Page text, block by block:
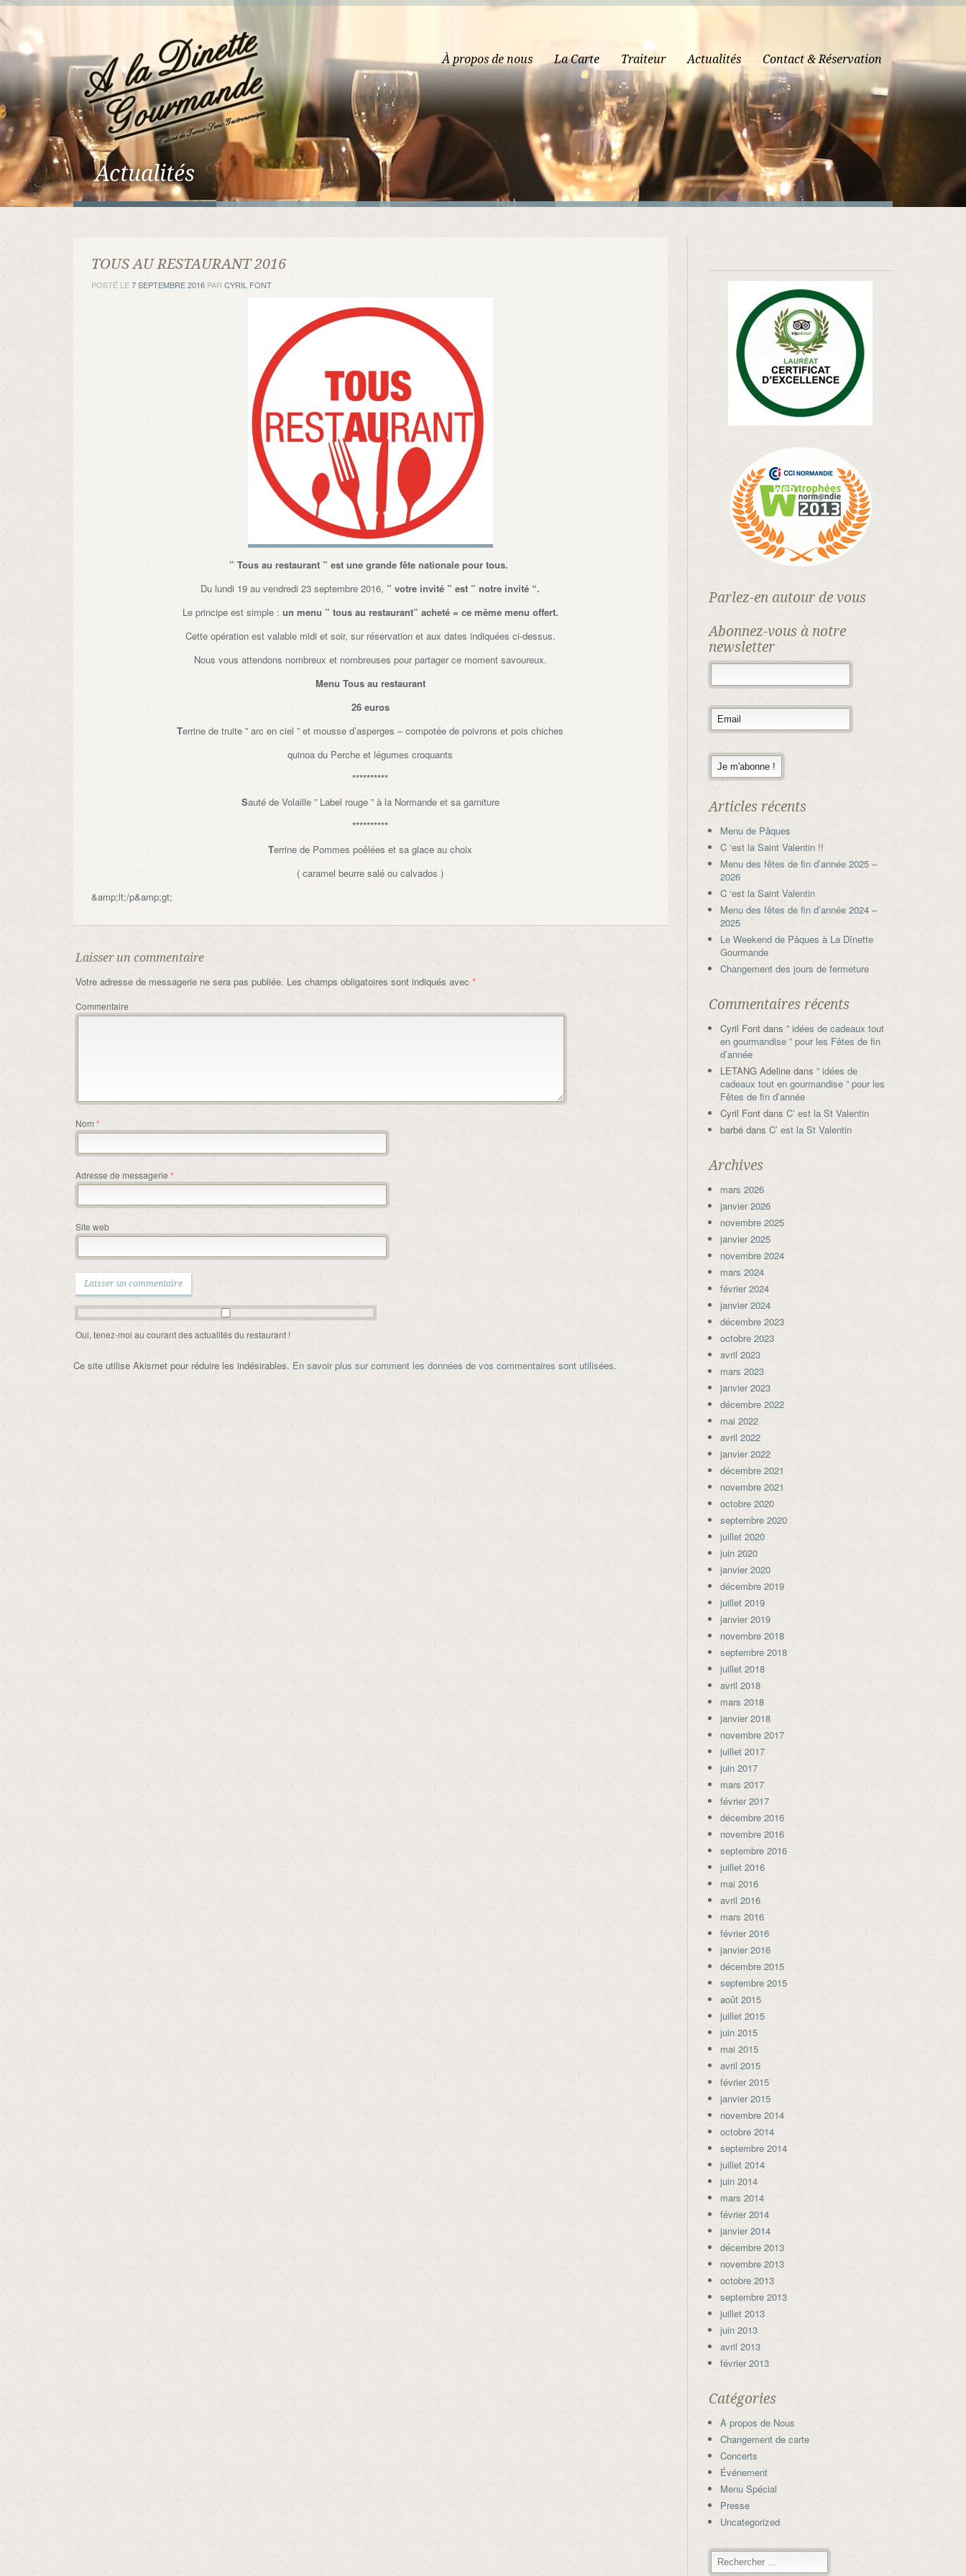
À propos de nous La Carte Traiteur Actualités Contact & Réservation
Actualités
TOUS AU RESTAURANT 2016
POSTÉ LE7 SEPTEMBRE 2016 PAR CYRIL FONT
” Tous au restaurant ” est une grande fête nationale pour tous.
Du lundi 19 au vendredi 23 septembre 2016, ” votre invité ” est ” notre invité “.
Le principe est simple : un menu ” tous au restaurant” acheté = ce même menu offert.
Cette opération est valable midi et soir, sur réservation et aux dates indiquées ci-dessus.
Nous vous attendons nombreux et nombreuses pour partager ce moment savoureux.
Menu Tous au restaurant
26 euros
Terrine de truite ” arc en ciel ” et mousse d’asperges – compotée de poivrons et pois chiches
quinoa du Perche et légumes croquants
**********
Sauté de Volaille ” Label rouge ” à la Normande et sa garniture
**********
Terrine de Pommes poêlées et sa glace au choix
( caramel beurre salé ou calvados )
&amp;lt;/p&amp;gt;
Laisser un commentaire
Votre adresse de messagerie ne sera pas publiée. Les champs obligatoires sont indiqués avec *
Commentaire
Nom *
Adresse de messagerie *
Site web
Oui, tenez-moi au courant des actualités du restaurant !
Ce site utilise Akismet pour réduire les indésirables. En savoir plus sur comment les données de vos commentaires sont utilisées.
Parlez-en autour de vous
Abonnez-vous à notre
newsletter
Articles récents
Menu de Pâques
C ‘est la Saint Valentin !!
Menu des fêtes de fin d’année 2025 –
2026
C ‘est la Saint Valentin
Menu des fêtes de fin d’année 2024 –
2025
Le Weekend de Pâques à La Dînette
Gourmande
Changement des jours de fermeture
Commentaires récents
Cyril Fontdans ” idées de cadeaux tout
en gourmandise ” pour les Fêtes de fin
d’année
LETANG Adelinedans ” idées de
cadeaux tout en gourmandise ” pour les
Fêtes de fin d’année
Cyril Fontdans C’ est la St Valentin
barbédans C’ est la St Valentin
Archives
mars 2026
janvier 2026
novembre 2025
janvier 2025
novembre 2024
mars 2024
février 2024
janvier 2024
décembre 2023
octobre 2023
avril 2023
mars 2023
janvier 2023
décembre 2022
mai 2022
avril 2022
janvier 2022
décembre 2021
novembre 2021
octobre 2020
septembre 2020
juillet 2020
juin 2020
janvier 2020
décembre 2019
juillet 2019
janvier 2019
novembre 2018
septembre 2018
juillet 2018
avril 2018
mars 2018
janvier 2018
novembre 2017
juillet 2017
juin 2017
mars 2017
février 2017
décembre 2016
novembre 2016
septembre 2016
juillet 2016
mai 2016
avril 2016
mars 2016
février 2016
janvier 2016
décembre 2015
septembre 2015
août 2015
juillet 2015
juin 2015
mai 2015
avril 2015
février 2015
janvier 2015
novembre 2014
octobre 2014
septembre 2014
juillet 2014
juin 2014
mars 2014
février 2014
janvier 2014
décembre 2013
novembre 2013
octobre 2013
septembre 2013
juillet 2013
juin 2013
avril 2013
février 2013
Catégories
À propos de Nous
Changement de carte
Concerts
Événement
Menu Spécial
Presse
Uncategorized